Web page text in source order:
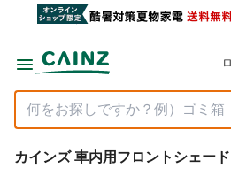
カインズ 車内用フロントシェー